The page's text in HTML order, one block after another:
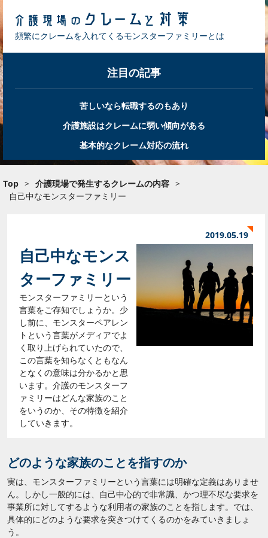
頻繁にクレームを入れてくるモンスターファミリーとは
注目の記事
苦しいなら転職するのもあり
介護施設はクレームに弱い傾向がある
基本的なクレーム対応の流れ
Top > 介護現場で発生するクレームの内容 >
自己中なモンスターファミリー
2019.05.19
自己中なモンス
ターファミリー
モンスターファミリーという
言葉をご存知でしょうか。少
し前に、モンスターペアレン
トという言葉がメディアでよ
く取り上げられていたので、
この言葉を知らなくともなん
となくの意味は分かるかと思
います。介護のモンスターフ
ァミリーはどんな家族のこと
をいうのか、その特徴を紹介
していきます。
どのような家族のことを指すのか
実は、モンスターファミリーという言葉には明確な定義はありませ
ん。しかし一般的には、自己中心的で非常識、かつ理不尽な要求を
事業所に対してするような利用者の家族のことを指します。では、
具体的にどのような要求を突きつけてくるのかをみていきましょ
う。